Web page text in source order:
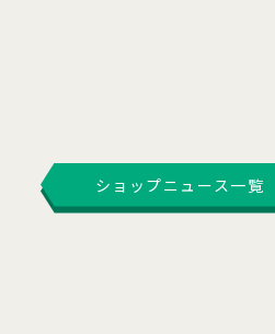
ショップニュース一覧